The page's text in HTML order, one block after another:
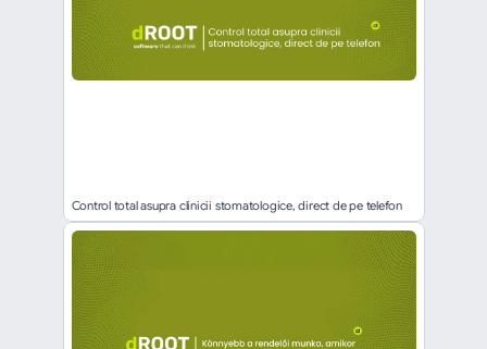
Control total asupra clinicii stomatologice, direct de pe telefon